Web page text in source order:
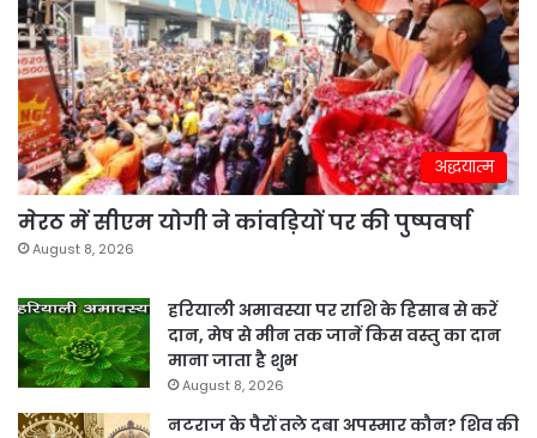
अद्धयात्म
मेरठ में सीएम योगी ने कांवड़ियों पर की पुष्पवर्षा
August 8, 2026
हरियाली अमावस्या पर राशि के हिसाब से करें
दान, मेष से मीन तक जानें किस वस्तु का दान
माना जाता है शुभ
August 8, 2026
नटराज के पैरों तले दबा अपस्मार कौन? शिव की